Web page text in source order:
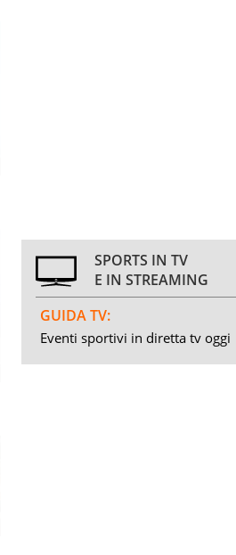
SPORTS IN TV
E IN STREAMING
GUIDA TV:
Eventi sportivi in diretta tv oggi